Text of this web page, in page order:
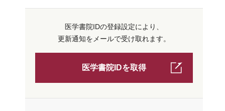
医学書院IDの登録設定により、
更新通知をメールで受け取れます。
医学書院IDを取得